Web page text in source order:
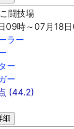
闘技場
09時～07月18
ラー
ー
ー
(44.2)